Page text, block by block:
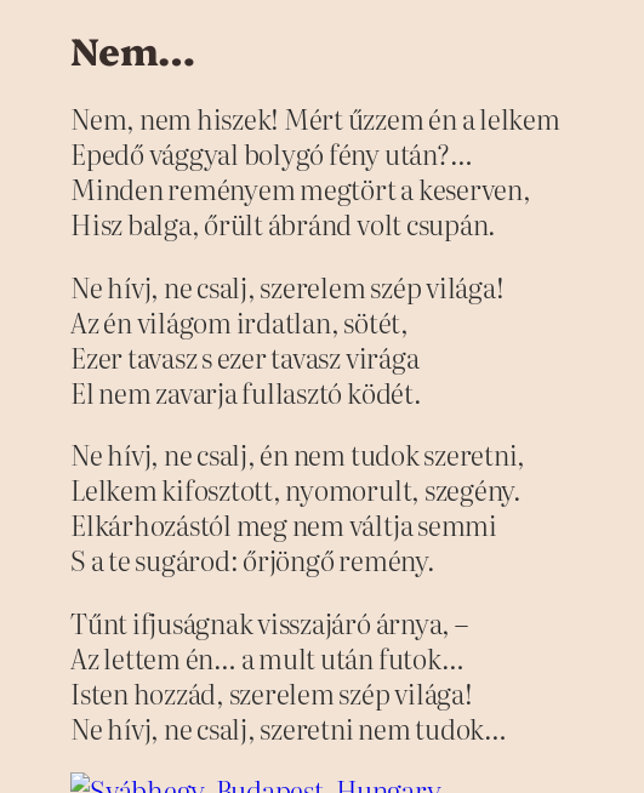
Nem…
Nem, nem hiszek! Mért űzzem én a lelkem
Epedő vággyal bolygó fény után?…
Minden reményem megtört a keserven,
Hisz balga, őrült ábránd volt csupán.
Ne hívj, ne csalj, szerelem szép világa!
Az én világom irdatlan, sötét,
Ezer tavasz s ezer tavasz virága
El nem zavarja fullasztó ködét.
Ne hívj, ne csalj, én nem tudok szeretni,
Lelkem kifosztott, nyomorult, szegény.
Elkárhozástól meg nem váltja semmi
S a te sugárod: őrjöngő remény.
Tűnt ifjuságnak visszajáró árnya, –
Az lettem én… a mult után futok…
Isten hozzád, szerelem szép világa!
Ne hívj, ne csalj, szeretni nem tudok…